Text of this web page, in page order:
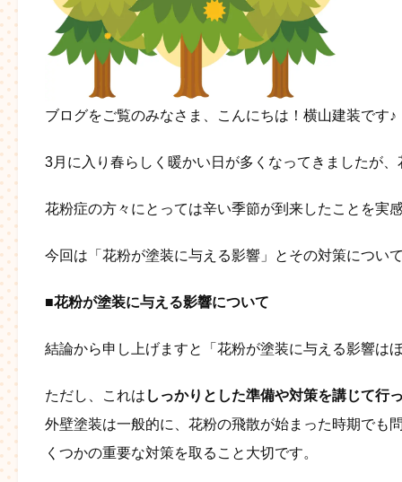
ブログをご覧のみなさま、こんにちは！横山建装です♪
3月に入り春らしく暖かい日が多くなってきましたが、
花粉症の方々にとっては辛い季節が到来したことを実
今回は「花粉が塗装に与える影響」とその対策につい
■花粉が塗装に与える影響について
結論から申し上げますと「花粉が塗装に与える影響は
ただし、これは しっかりとした準備や対策を講じて行
外壁塗装は一般的に、花粉の飛散が始まった時期でも
くつかの重要な対策を取ること大切です。